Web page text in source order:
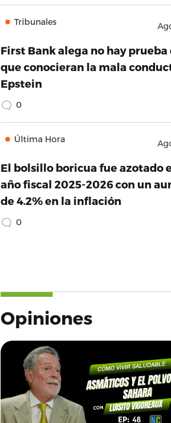
Tribunales
First Bank alega no hay prueba
que conocieran la mala
Epstein
0
Última Hora
El bolsillo boricua fue azotado
año fiscal 2025-2026 con un
de 4.2% en la inflación
0
Opiniones